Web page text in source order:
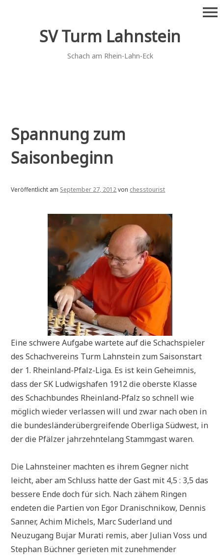
SV Turm Lahnstein
Schach am Rhein-Lahn-Eck
menu
Spannung zum
Saisonbeginn
Veröffentlicht am September 27, 2012von chesstourist
Eine schwere Aufgabe wartete auf die Schachspieler
des Schachvereins Turm Lahnstein zum Saisonstart
der 1. Rheinland-Pfalz-Liga. Es ist kein Geheimnis,
dass der SK Ludwigshafen 1912 die oberste Klasse
des Schachbundes Rheinland-Pfalz so schnell wie
möglich wieder verlassen will und zwar nach oben in
die bundesländerübergreifende Oberliga Südwest, in
der die Pfälzer jahrzehntelang Stammgast waren.
Die Lahnsteiner machten es ihrem Gegner nicht
leicht, aber am Schluss hatte der Gast mit 4,5 : 3,5 das
bessere Ende doch für sich. Nach zähem Ringen
endeten die Partien von Egor Dranischnikow, Dennis
Sanner, Achim Michels, Marc Suderland und
Neuzugang Bujar Murati remis, aber Julian Voss und
Stephan Büchner gerieten mit zunehmender